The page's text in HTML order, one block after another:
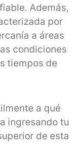
Además,
por
a áreas
condiciones
tiempos de
a qué
ingresando tu
de esta